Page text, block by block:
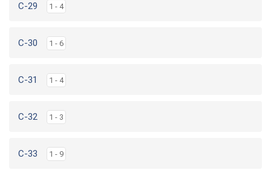
C-29 1 - 4
C-30 1 - 6
C-31 1 - 4
C-32 1 - 3
C-33 1 - 9